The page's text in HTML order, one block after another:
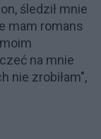
śledził mnie
mam romans
na mnie
nie zrobiłam",